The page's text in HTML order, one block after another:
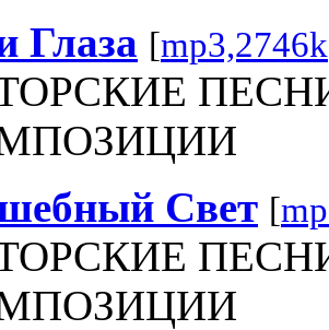
Глаза [mp3,2746k
Свет [